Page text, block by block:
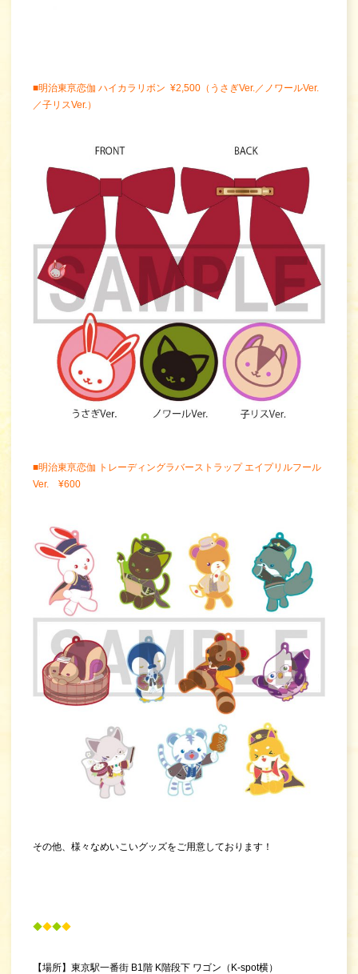
■明治東亰恋伽 ハイカラリボン ¥2,500（うさぎVer.／ノワールVer.
／子リスVer.）
■明治東亰恋伽 トレーディングラバーストラップ エイプリルフール
Ver. ¥600
その他、様々なめいこいグッズをご用意しております！
◆◆◆◆
【場所】東京駅一番街 B1階 K階段下 ワゴン（K-spot横）